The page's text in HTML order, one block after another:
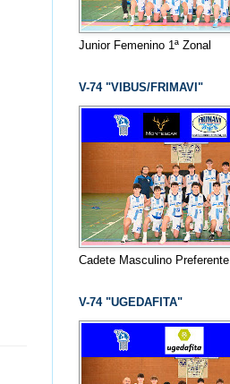
Junior Femenino 1ª Zonal
V-74 "VIBUS/FRIMAVI"
Cadete Masculino Preferente
V-74 "UGEDAFITA"